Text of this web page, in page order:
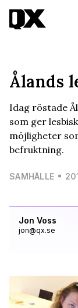
Jon Voss
jon@qx.se
Ålands
Idag röstade
som ger
möjligheter
befruktning.
SAMHÄLLE